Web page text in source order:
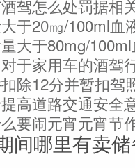
驾怎么处罚据相
于20㎎/100ml血
大于80mg/
于家用车的酒驾
除12分并暂扣驾
高道路交通安全
要闹元宵元宵节
间哪里有卖